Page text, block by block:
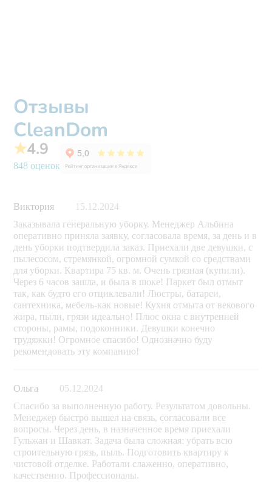
Отзывы
CleanDom
★4.9
848 оценок
Виктория
15.12.2024
Заказывала генеральную уборку. Менеджер Альбина
оперативно приняла заявку, согласовала время, за день и в
день уборки подтвердила заказ. Приехали две девушки, с
пылесосом, стремянкой, огромной сумкой со средствами
для уборки. Квартира 75 кв. м. Очень грязная (купили).
Через 6 часов зашла, и была в шоке! Паркет был отмыт
так, как будто его отциклевали! Люстры, батареи,
сантехника, мебель-как новые! Кухня отмыта от векового
жира, пыли, грязи идеально! Плюс окна с внутренней
стороны, рамы, подоконники. Девушки конечно
трудяжки! Огромное спасибо! Однозначно буду
рекомендовать эту компанию!
Ольга
05.12.2024
Спасибо за выполненную работу. Результатом довольны.
Менеджер быстро вышел на связь, согласовали все
вопросы. Через день, в назначенное время приехали
Гульжан и Шавкат. Задача была сложная: убрать всю
строительную грязь, пыль. Подготовить квартиру к
чистовой отделке. Работали слаженно, оперативно,
качественно. Профессионалы.